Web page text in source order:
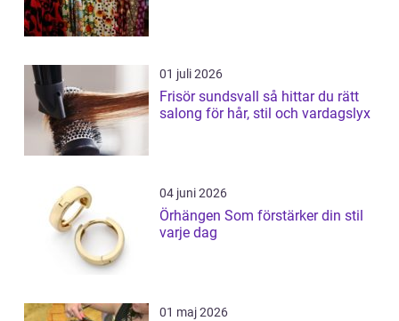
01 juli 2026
Frisör sundsvall så hittar du rätt
salong för hår, stil och vardagslyx
04 juni 2026
Örhängen Som förstärker din stil
varje dag
01 maj 2026